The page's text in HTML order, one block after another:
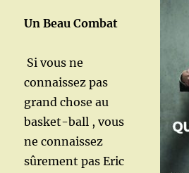
Un Beau Combat
Si vous ne
connaissez pas
grand chose au
basket-ball , vous
ne connaissez
sûrement pas Eric